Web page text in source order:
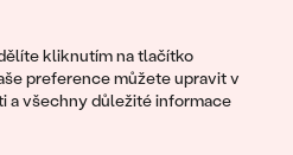
kliknutím na tlačítko
preference můžete upravit v
a všechny důležité informace